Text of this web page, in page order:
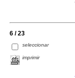
6 / 23
seleccionar
imprimir